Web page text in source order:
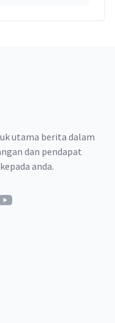
utama berita dalam
dan pendapat
anda.